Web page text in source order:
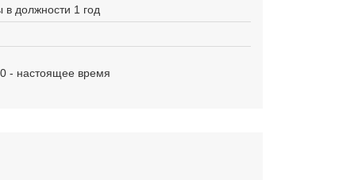
должности 1 год
- настоящее время